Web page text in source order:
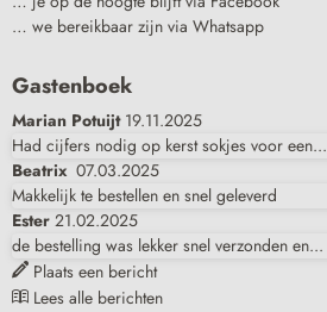
… we bereikbaar zijn via Whatsapp
Gastenboek
Marian Potuijt 19.11.2025
Had cijfers nodig op kerst sokjes voor een...
Beatrix 07.03.2025
Makkelijk te bestellen en snel geleverd
Ester 21.02.2025
de bestelling was lekker snel verzonden en...
Plaats een bericht
Lees alle berichten